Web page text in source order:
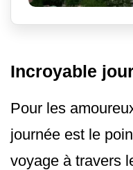
Incroyable
Pour les
journée est le
voyage à travers